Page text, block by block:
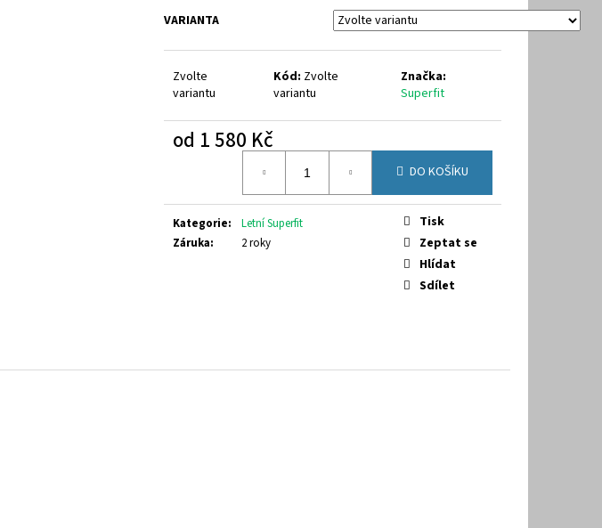
VARIANTA
Zvolte
variantu
Kód: Zvolte
variantu
Značka:
Superfit
od 1 580 Kč
DO KOŠÍKU
Kategorie:
Letní Superfit
Záruka: 2 roky
Tisk
Zeptat se
Hlídat
Sdílet